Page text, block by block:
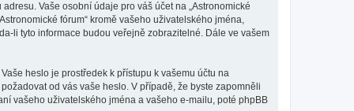
Vaše osobní údaje pro váš účet na „Astronomické
fórum“ kromě vašeho uživatelského jména,
li tyto informace budou veřejně zobrazitelné. Dále ve vašem
heslo je prostředek k přístupu k vašemu účtu na
od vás vaše heslo. V případě, že byste zapomněli
vašeho uživatelského jména a vašeho e-mailu, poté phpBB